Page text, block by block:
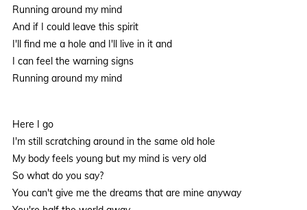
Running around my mind
And if I could leave this spirit
I'll find me a hole and I'll live in it and
I can feel the warning signs
Running around my mind
Here I go
I'm still scratching around in the same old hole
My body feels young but my mind is very old
So what do you say?
You can't give me the dreams that are mine anyway